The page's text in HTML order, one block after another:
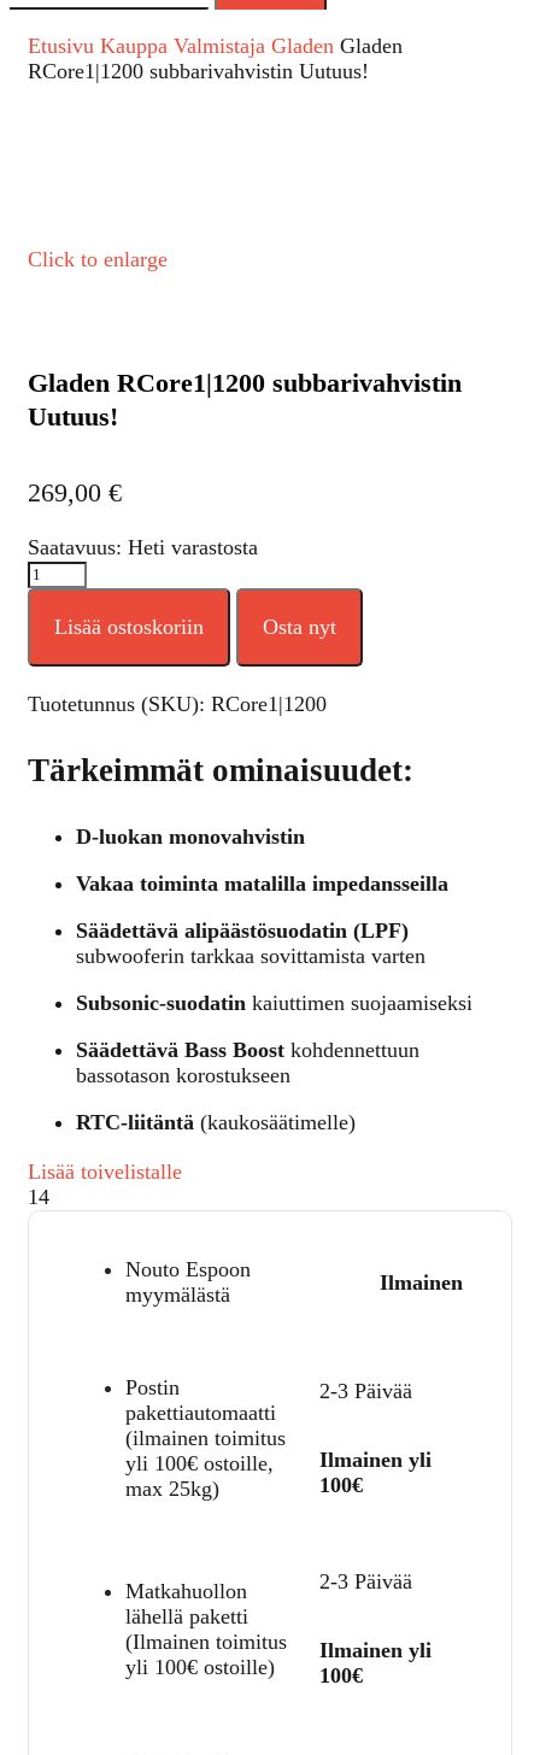
Etusivu Kauppa Valmistaja Gladen Gladen
RCore1|1200 subbarivahvistin Uutuus!
Click to enlarge
Gladen RCore1|1200 subbarivahvistin
Uutuus!
269,00 €
Saatavuus: Heti varastosta
Lisää ostoskoriin Osta nyt
Tuotetunnus (SKU): RCore1|1200
Tärkeimmät ominaisuudet:
D-luokan monovahvistin
Vakaa toiminta matalilla impedansseilla
Säädettävä alipäästösuodatin (LPF)
subwooferin tarkkaa sovittamista varten
Subsonic-suodatin kaiuttimen suojaamiseksi
Säädettävä Bass Boost kohdennettuun
bassotason korostukseen
RTC-liitäntä (kaukosäätimelle)
Lisää toivelistalle
14
Nouto Espoon
myymälästä
Ilmainen
Postin
pakettiautomaatti
(ilmainen toimitus
yli 100€ ostoille,
max 25kg)
2-3 Päivää
Ilmainen yli
100€
Matkahuollon
lähellä paketti
(Ilmainen toimitus
yli 100€ ostoille)
2-3 Päivää
Ilmainen yli
100€